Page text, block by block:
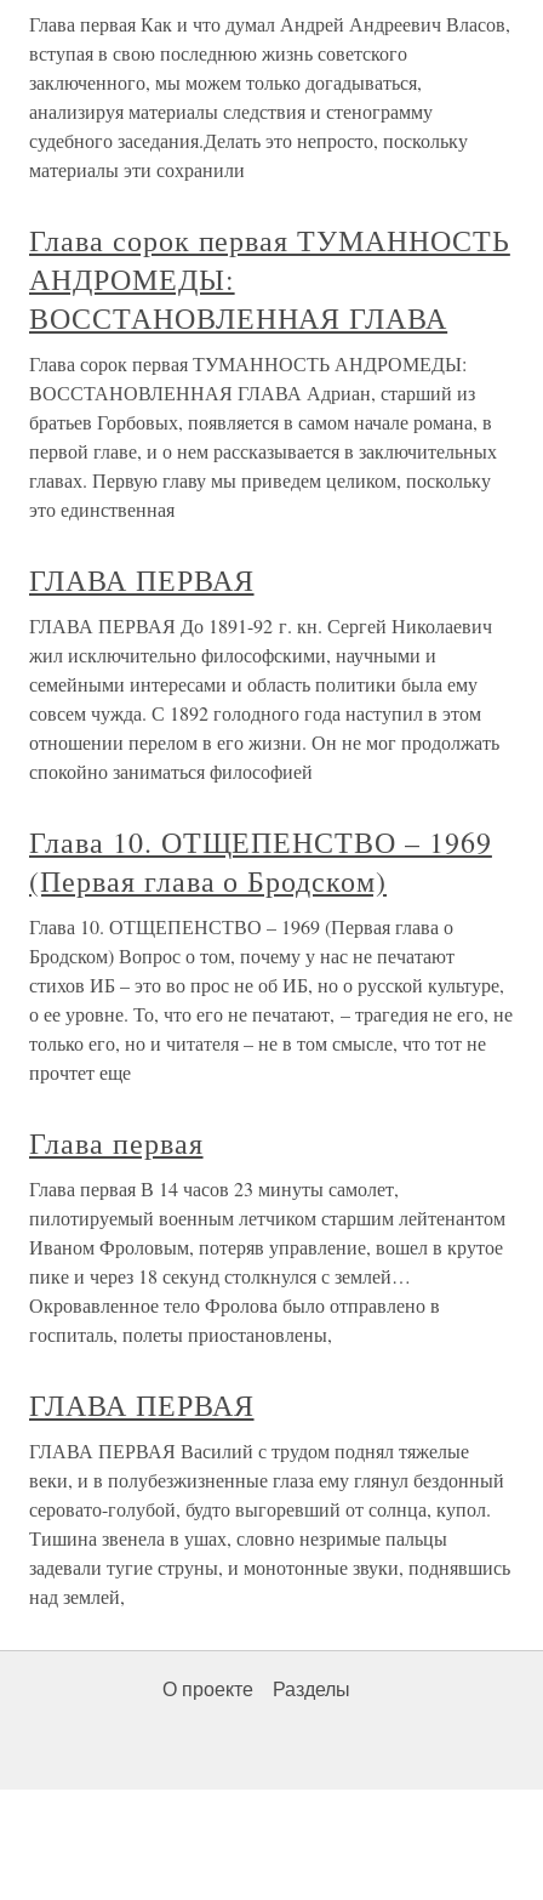
Глава первая Как и что думал Андрей Андреевич Власов,
вступая в свою последнюю жизнь советского
заключенного, мы можем только догадываться,
анализируя материалы следствия и стенограмму
судебного заседания.Делать это непросто, поскольку
материалы эти сохранили
Глава сорок первая ТУМАННОСТЬ
АНДРОМЕДЫ:
ВОССТАНОВЛЕННАЯ ГЛАВА
Глава сорок первая ТУМАННОСТЬ АНДРОМЕДЫ:
ВОССТАНОВЛЕННАЯ ГЛАВА Адриан, старший из
братьев Горбовых, появляется в самом начале романа, в
первой главе, и о нем рассказывается в заключительных
главах. Первую главу мы приведем целиком, поскольку
это единственная
ГЛАВА ПЕРВАЯ
ГЛАВА ПЕРВАЯ До 1891-92 г. кн. Сергей Николаевич
жил исключительно философскими, научными и
семейными интересами и область политики была ему
совсем чужда. С 1892 голодного года наступил в этом
отношении перелом в его жизни. Он не мог продолжать
спокойно заниматься философией
Глава 10. ОТЩЕПЕНСТВО – 1969
(Первая глава о Бродском)
Глава 10. ОТЩЕПЕНСТВО – 1969 (Первая глава о
Бродском) Вопрос о том, почему у нас не печатают
стихов ИБ – это во прос не об ИБ, но о русской культуре,
о ее уровне. То, что его не печатают, – трагедия не его, не
только его, но и читателя – не в том смысле, что тот не
прочтет еще
Глава первая
Глава первая В 14 часов 23 минуты самолет,
пилотируемый военным летчиком старшим лейтенантом
Иваном Фроловым, потеряв управление, вошел в крутое
пике и через 18 секунд столкнулся с землей…
Окровавленное тело Фролова было отправлено в
госпиталь, полеты приостановлены,
ГЛАВА ПЕРВАЯ
ГЛАВА ПЕРВАЯ Василий с трудом поднял тяжелые
веки, и в полубезжизненные глаза ему глянул бездонный
серовато-голубой, будто выгоревший от солнца, купол.
Тишина звенела в ушах, словно незримые пальцы
задевали тугие струны, и монотонные звуки, поднявшись
над землей,
О проекте Разделы